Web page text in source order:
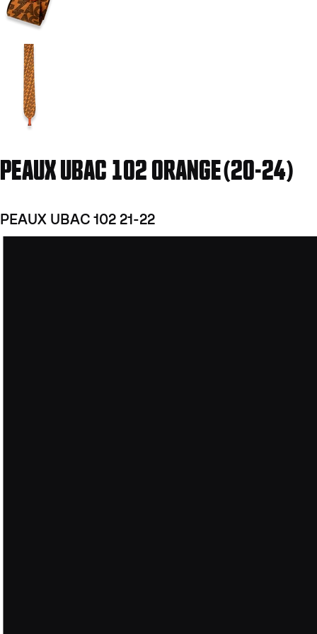
Aller à la diapositive 2
PEAUX UBAC 102 ORANGE(20-24)
PEAUX UBAC 102 21-22